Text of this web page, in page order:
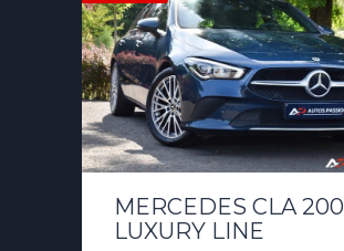
MERCEDES CLA 200
LUXURY LINE